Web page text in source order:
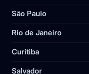
São Paulo
Rio de Janeiro
Curitiba
Salvador